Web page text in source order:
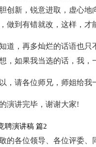
创新，锐意进取，虚心地
做到有错就改，这样，才
道，再多灿烂的话语也只
，如果我当选的话，我，
，请各位师兄，师姐给
演讲完毕，谢谢大家!
聘演讲稿 篇2
的各位领导、各位评委、